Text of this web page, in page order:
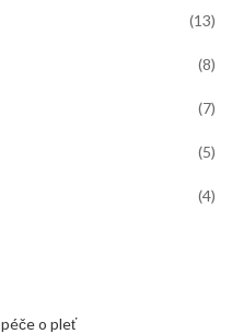
(13)
(8)
(7)
(5)
(4)
péče o pleť